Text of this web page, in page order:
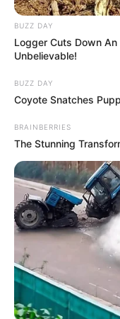
BUZZ DAY
Logger Cuts Down
Unbelievable!
BUZZ DAY
Coyote Snatches
BRAINBERRIES
The Stunning